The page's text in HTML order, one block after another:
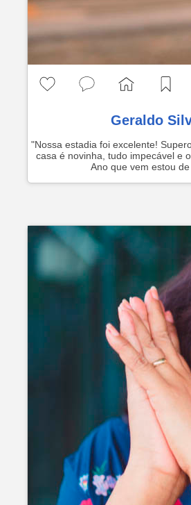
Geraldo
"Nossa estadia foi excelente!
casa é novinha, tudo impecável e
Ano que vem estou